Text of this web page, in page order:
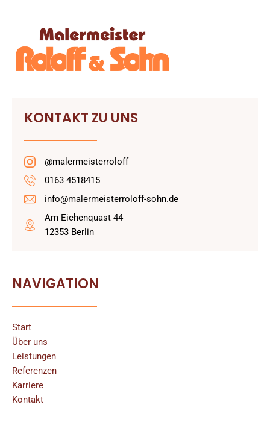
KONTAKT ZU UNS
@malermeisterroloff
0163 4518415
info@malermeisterroloff-sohn.de
Am Eichenquast 44
12353 Berlin
NAVIGATION
Start
Über uns
Leistungen
Referenzen
Karriere
Kontakt